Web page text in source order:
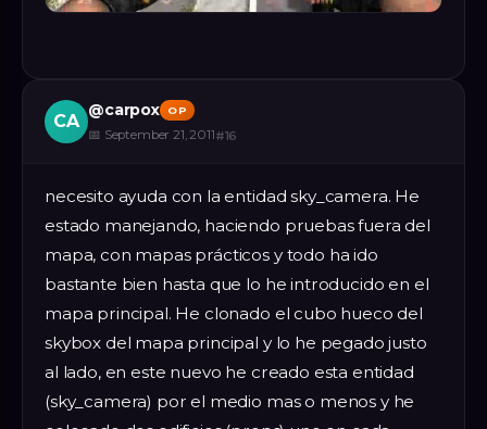
CA
@carpox OP
📅 September 21, 2011#16
necesito ayuda con la entidad sky_camera. He
estado manejando, haciendo pruebas fuera del
mapa, con mapas prácticos y todo ha ido
bastante bien hasta que lo he introducido en el
mapa principal. He clonado el cubo hueco del
skybox del mapa principal y lo he pegado justo
al lado, en este nuevo he creado esta entidad
(sky_camera) por el medio mas o menos y he